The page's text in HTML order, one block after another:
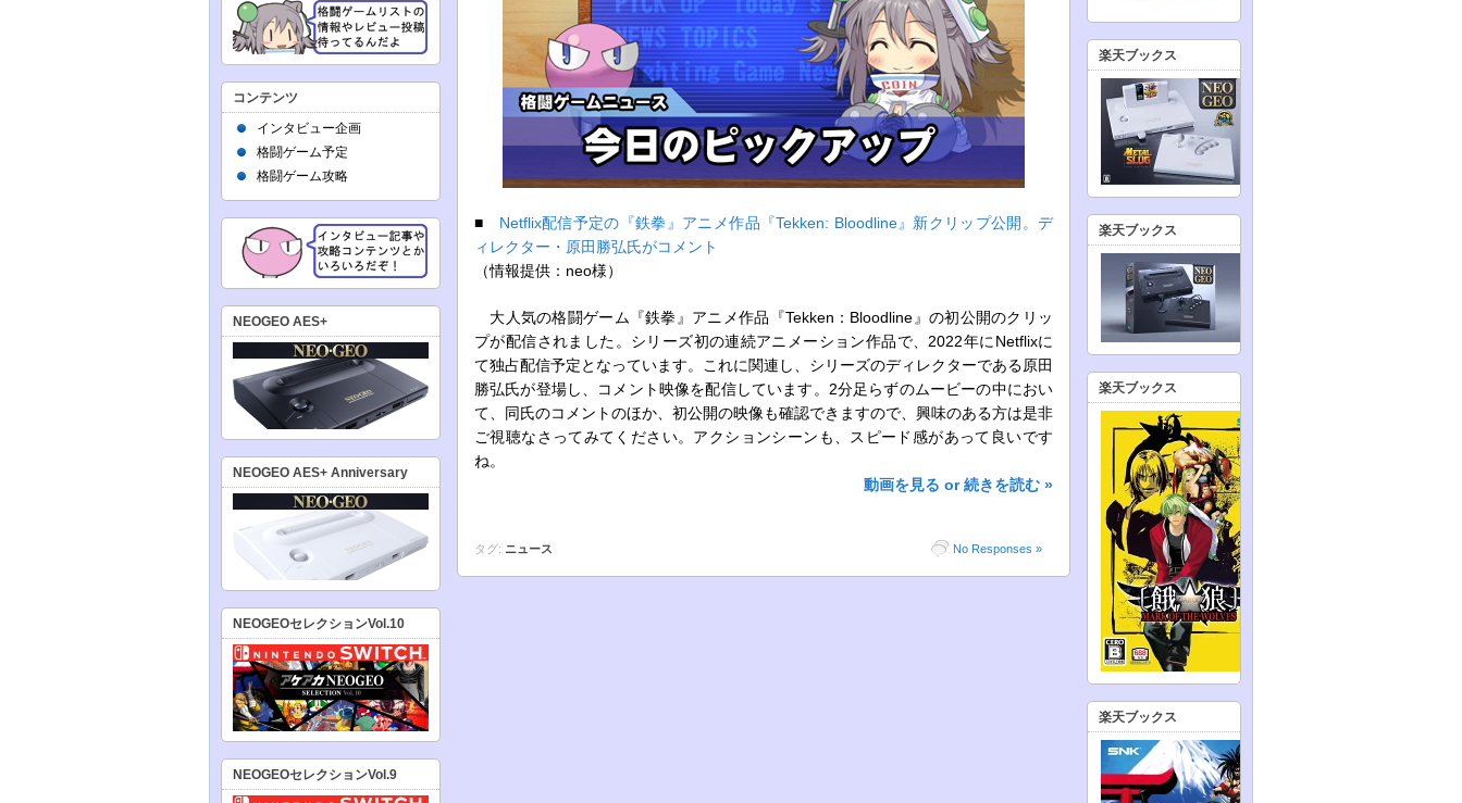
■ Netflix配信予定の『鉄拳』アニメ作品『Tekken: Bloodline』新クリップ公開。デ
ィレクター・原田勝弘氏がコメント
（情報提供：neo様）
大人気の格闘ゲーム『鉄拳』アニメ作品『Tekken：Bloodline』の初公開のクリッ
プが配信されました。シリーズ初の連続アニメーション作品で、2022年にNetflixに
て独占配信予定となっています。これに関連し、シリーズのディレクターである原田
勝弘氏が登場し、コメント映像を配信しています。2分足らずのムービーの中におい
て、同氏のコメントのほか、初公開の映像も確認できますので、興味のある方は是非
ご視聴なさってみてください。アクションシーンも、スピード感があって良いです
ね。
動画を見る or 続きを読む »
No Responses »
タグ: ニュース
コンテンツ
インタビュー企画
格闘ゲーム予定
格闘ゲーム攻略
NEOGEO AES+
NEOGEO AES+ Anniversary
NEOGEOセレクションVol.10
NEOGEOセレクションVol.9
楽天ブックス
楽天ブックス
楽天ブックス
楽天ブックス